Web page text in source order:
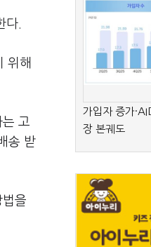
다.
위해
고
송 받
을
가입자 증가
장 본궤도